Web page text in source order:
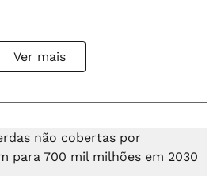
Ver mais